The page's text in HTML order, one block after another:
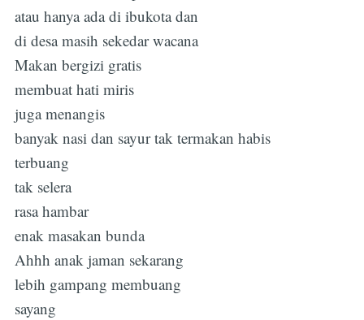
atau hanya ada di ibukota dan
di desa masih sekedar wacana
Makan bergizi gratis
membuat hati miris
juga menangis
banyak nasi dan sayur tak termakan habis
terbuang
tak selera
rasa hambar
enak masakan bunda
Ahhh anak jaman sekarang
lebih gampang membuang
sayang